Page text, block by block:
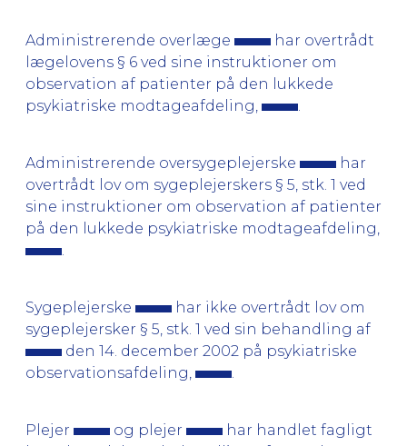
Administrerende overlæge
har overtrådt
lægelovens § 6 ved sine instruktioner om
observation af patienter på den lukkede
psykiatriske modtageafdeling,
Administrerende oversygeplejerske
har
overtrådt lov om sygeplejerskers § 5, stk. 1 ved
sine instruktioner om observation af patienter
på den lukkede psykiatriske modtageafdeling,
Sygeplejerske
har ikke overtrådt lov om
sygeplejersker § 5, stk. 1 ved sin behandling af
den 14. december 2002 på psykiatriske
observationsafdeling,
Plejer og plejer
har handlet fagligt